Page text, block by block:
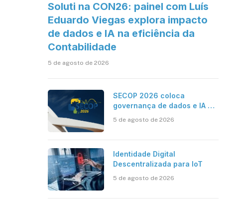
Soluti na CON26: painel com Luís
Eduardo Viegas explora impacto
de dados e IA na eficiência da
Contabilidade
5 de agosto de 2026
SECOP 2026 coloca
governança de dados e IA no
5 de agosto de 2026
Identidade Digital
Descentralizada para IoT
5 de agosto de 2026